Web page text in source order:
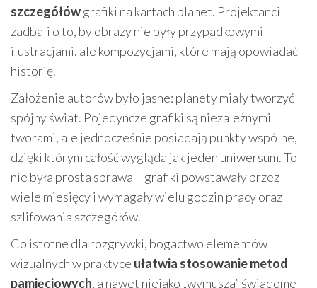
szczegółówgrafiki na kartach planet. Projektanci
zadbali o to, by obrazy nie były przypadkowymi
ilustracjami, ale kompozycjami, które mają opowiadać
historię.
Założenie autorów było jasne: planety miały tworzyć
spójny świat. Pojedyncze grafiki są niezależnymi
tworami, ale jednocześnie posiadają punkty wspólne,
dzięki którym całość wygląda jak jeden uniwersum. To
nie była prosta sprawa – grafiki powstawały przez
wiele miesięcy i wymagały wielu godzin pracy oraz
szlifowania szczegółów.
Co istotne dla rozgrywki, bogactwo elementów
wizualnych w praktyce ułatwia stosowanie metod
pamięciowych, a nawet niejako „wymusza” świadome